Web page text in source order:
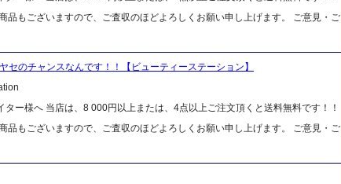
品もございますので、ご査収のほどよろしくお願い申し上げます。 ご意見・ご
のチャンスなんです！！【ビューティーステーション】
ー様へ 当店は、8 000円以上または、4点以上ご注文頂くと送料無料です！！
品もございますので、ご査収のほどよろしくお願い申し上げます。 ご意見・ご